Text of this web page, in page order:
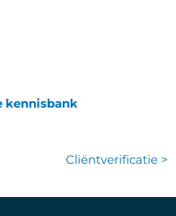
kennisbank
Cliëntverificatie >